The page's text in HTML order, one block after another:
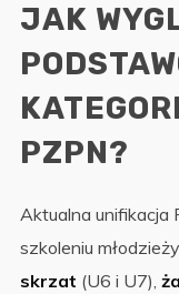
JAK
PZPN?
Aktualna unifikacja
szkoleniu
skrzat (U6 i U7),